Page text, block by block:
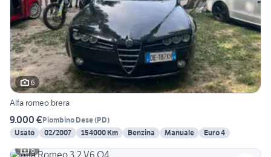
6
Alfa romeo brera
9.000 €Piombino Dese(PD)
Usato
02/2007 154000 Km Benzina Manuale
Euro 4
6